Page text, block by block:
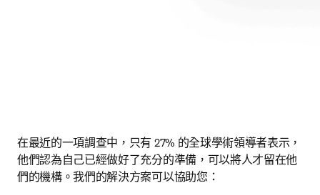
在最近的一項調查中，只有 27% 的全球學術領導者表示，
他們認為自己已經做好了充分的準備，可以將人才留在他
們的機構。我們的解決方案可以協助您：